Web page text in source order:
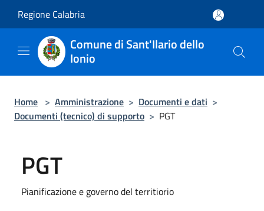
Regione Calabria
Comune di Sant'Ilario dello
Ionio
Home > Amministrazione > Documenti e dati >
Documenti (tecnico) di supporto > PGT
PGT
Pianificazione e governo del territiorio